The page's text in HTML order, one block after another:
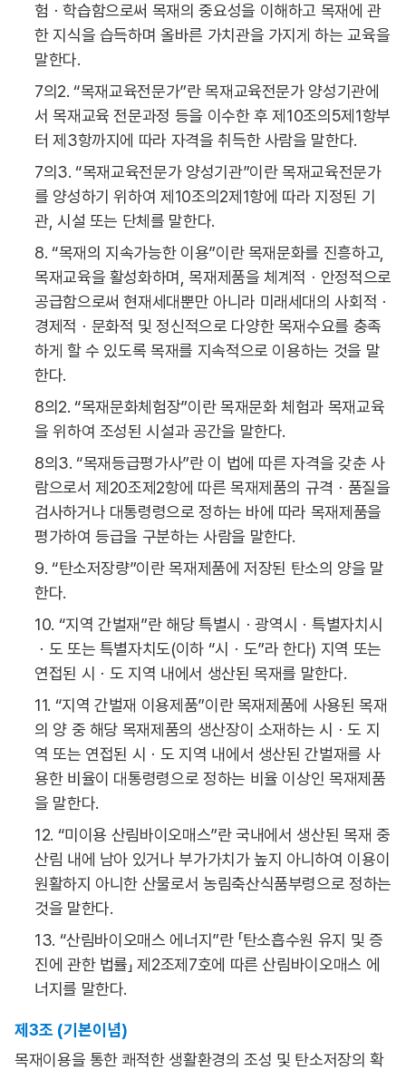
험ㆍ학습함으로써 목재의 중요성을 이해하고 목재에 관
한 지식을 습득하며 올바른 가치관을 가지게 하는 교육을
말한다.
7의2. “목재교육전문가”란 목재교육전문가 양성기관에
서 목재교육 전문과정 등을 이수한 후 제10조의5제1항부
터 제3항까지에 따라 자격을 취득한 사람을 말한다.
7의3. “목재교육전문가 양성기관”이란 목재교육전문가
를 양성하기 위하여 제10조의2제1항에 따라 지정된 기
관, 시설 또는 단체를 말한다.
8. “목재의 지속가능한 이용”이란 목재문화를 진흥하고,
목재교육을 활성화하며, 목재제품을 체계적ㆍ안정적으로
공급함으로써 현재세대뿐만 아니라 미래세대의 사회적ㆍ
경제적ㆍ문화적 및 정신적으로 다양한 목재수요를 충족
하게 할 수 있도록 목재를 지속적으로 이용하는 것을 말
한다.
8의2. “목재문화체험장”이란 목재문화 체험과 목재교육
을 위하여 조성된 시설과 공간을 말한다.
8의3. “목재등급평가사”란 이 법에 따른 자격을 갖춘 사
람으로서 제20조제2항에 따른 목재제품의 규격ㆍ품질을
검사하거나 대통령령으로 정하는 바에 따라 목재제품을
평가하여 등급을 구분하는 사람을 말한다.
9. “탄소저장량”이란 목재제품에 저장된 탄소의 양을 말
한다.
10. “지역 간벌재”란 해당 특별시ㆍ광역시ㆍ특별자치시
ㆍ도 또는 특별자치도(이하 “시ㆍ도”라 한다) 지역 또는
연접된 시ㆍ도 지역 내에서 생산된 목재를 말한다.
11. “지역 간벌재 이용제품”이란 목재제품에 사용된 목재
의 양 중 해당 목재제품의 생산장이 소재하는 시ㆍ도 지
역 또는 연접된 시ㆍ도 지역 내에서 생산된 간벌재를 사
용한 비율이 대통령령으로 정하는 비율 이상인 목재제품
을 말한다.
12. “미이용 산림바이오매스”란 국내에서 생산된 목재 중
산림 내에 남아 있거나 부가가치가 높지 아니하여 이용이
원활하지 아니한 산물로서 농림축산식품부령으로 정하는
것을 말한다.
13. “산림바이오매스 에너지”란 「탄소흡수원 유지 및 증
진에 관한 법률」 제2조제7호에 따른 산림바이오매스 에
너지를 말한다.
제3조 (기본이념)
목재이용을 통한 쾌적한 생활환경의 조성 및 탄소저장의 확